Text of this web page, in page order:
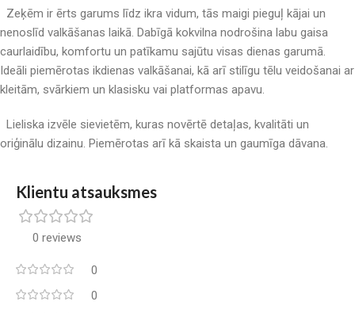
Zeķēm ir ērts garums līdz ikra vidum, tās maigi pieguļ kājai un
nenoslīd valkāšanas laikā. Dabīgā kokvilna nodrošina labu gaisa
caurlaidību, komfortu un patīkamu sajūtu visas dienas garumā.
Ideāli piemērotas ikdienas valkāšanai, kā arī stilīgu tēlu veidošanai ar
kleitām, svārkiem un klasisku vai platformas apavu.
Lieliska izvēle sievietēm, kuras novērtē detaļas, kvalitāti un
oriģinālu dizainu. Piemērotas arī kā skaista un gaumīga dāvana.
Klientu atsauksmes
0 reviews
0
0